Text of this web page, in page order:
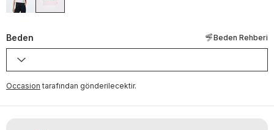
Beden Beden Rehberi
Occasion tarafından gönderilecektir.